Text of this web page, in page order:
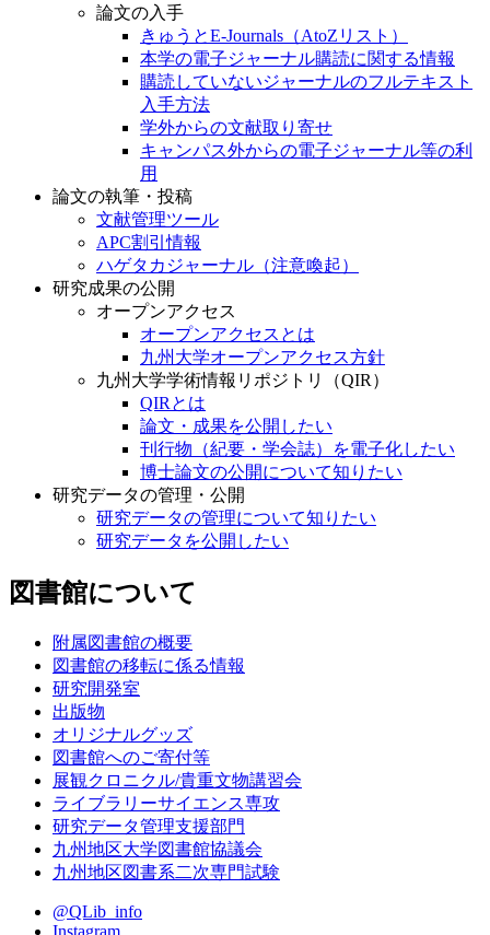
論文の入手
きゅうとE-Journals（AtoZリスト）
本学の電子ジャーナル購読に関する情報
購読していないジャーナルのフルテキスト
入手方法
学外からの文献取り寄せ
キャンパス外からの電子ジャーナル等の利
用
論文の執筆・投稿
文献管理ツール
APC割引情報
ハゲタカジャーナル（注意喚起）
研究成果の公開
オープンアクセス
オープンアクセスとは
九州大学オープンアクセス方針
九州大学学術情報リポジトリ（QIR）
QIRとは
論文・成果を公開したい
刊行物（紀要・学会誌）を電子化したい
博士論文の公開について知りたい
研究データの管理・公開
研究データの管理について知りたい
研究データを公開したい
図書館について
附属図書館の概要
図書館の移転に係る情報
研究開発室
出版物
オリジナルグッズ
図書館へのご寄付等
展観クロニクル/貴重文物講習会
ライブラリーサイエンス専攻
研究データ管理支援部門
九州地区大学図書館協議会
九州地区図書系二次専門試験
@QLib_info
Instagram